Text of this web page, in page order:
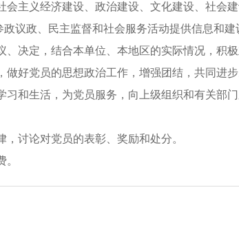
义经济建设、政治建设、文化建设、社会建
议政、民主监督和社会服务活动提供信息和建
定，结合本单位、本地区的实际情况，积极
好党员的思想政治工作，增强团结，共同进步
和生活，为党员服务，向上级组织和有关部
讨论对党员的表彰、奖励和处分。